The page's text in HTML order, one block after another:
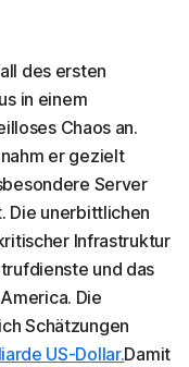
des ersten
in einem
Chaos an.
er gezielt
Server
Die unerbittlichen
Infrastruktur
und das
Die
Schätzungen
US-Dollar.Damit